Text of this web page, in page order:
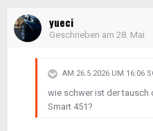
yueci
Geschrieben am 28. Mai
AM 26.5.2026 UM 16:06
wie schwer ist der tausch
Smart 451?